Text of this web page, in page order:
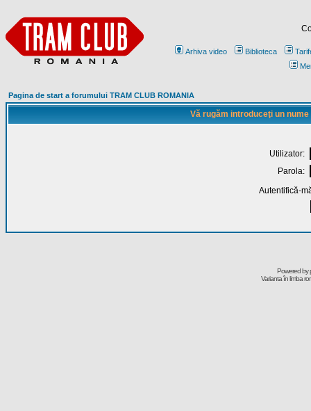
Arhiva video Biblioteca
Pagina de start a forumului TRAM CLUB ROMANIA
Vă rugăm introduceţi un
Utilizator:
Parola:
Autentifică-
Powered by
Varianta în limba